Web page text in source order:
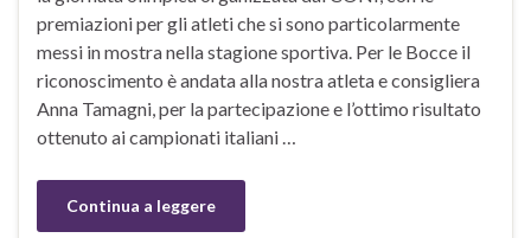
premiazioni per gli atleti che si sono particolarmente
messi in mostra nella stagione sportiva. Per le Bocce il
riconoscimento è andata alla nostra atleta e consigliera
Anna Tamagni, per la partecipazione e l’ottimo risultato
ottenuto ai campionati italiani …
Continua a leggere